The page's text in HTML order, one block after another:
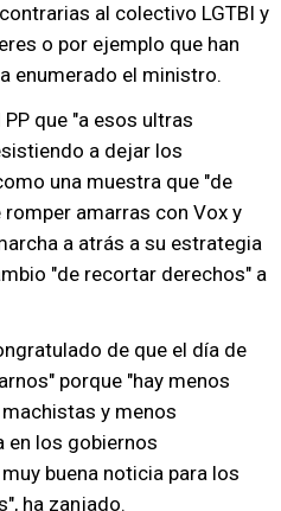
al colectivo LGTBI y
o por ejemplo que han
enumerado el ministro.
que "a esos ultras
a dejar los
una muestra que "de
amarras con Vox y
a atrás a su estrategia
"de recortar derechos" a
de que el día de
porque "hay menos
y menos
en los gobiernos
buena noticia para los
ha zanjado.